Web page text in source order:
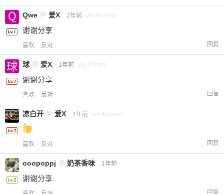
Qwe @ 爱X 2年前 via Android
谢谢分享
喜欢 反对 回复
球 @ 爱X 1年前 via iPhone
谢谢分享
喜欢 反对 回复
凉白开 @ 爱X 1年前 via Android
喜欢 反对 回复
ooopoppj @ 奶茶香味 1年前
谢谢分享
回复